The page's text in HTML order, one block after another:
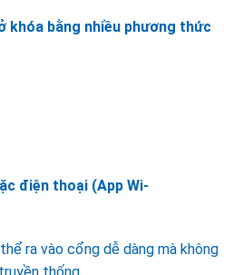
khóa bằng nhiều phương thức
điện thoại (App Wi-
ra vào cổng dễ dàng mà không